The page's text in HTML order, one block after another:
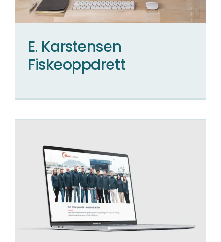
E. Karstensen
Fiskeoppdrett